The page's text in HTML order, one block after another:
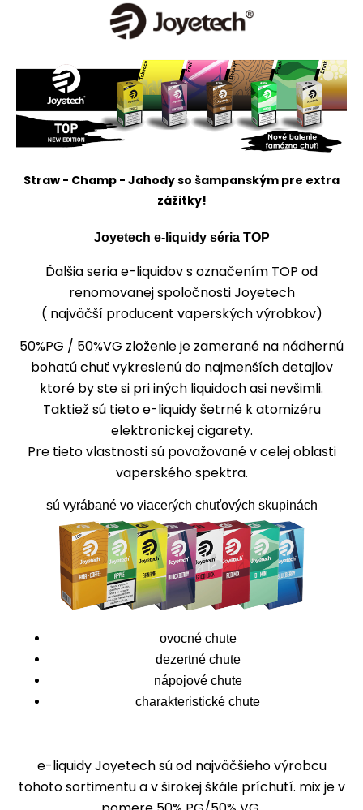
Straw - Champ - Jahody so šampanským pre extra
zážitky!
Joyetech e-liquidy séria TOP
Ďalšia seria e-liquidov s označením TOP od
renomovanej spoločnosti Joyetech
( najväčší producent vaperských výrobkov)
50%PG / 50%VG zloženie je zamerané na nádhernú
bohatú chuť vykreslenú do najmenších detajlov
ktoré by ste si pri iných liquidoch asi nevšimli.
Taktiež sú tieto e-liquidy šetrné k atomizéru
elektronickej cigarety.
Pre tieto vlastnosti sú považované v celej oblasti
vaperského spektra.
sú vyrábané vo viacerých chuťových skupinách
ovocné chute
dezertné chute
nápojové chute
charakteristické chute
e-liquidy Joyetech sú od najväčšieho výrobcu
tohoto sortimentu a v širokej škále príchutí. mix je v